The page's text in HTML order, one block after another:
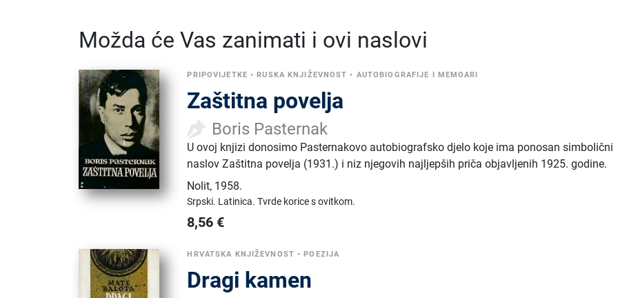
Možda će Vas zanimati i ovi naslovi
PRIPOVIJETKE •RUSKA KNJIŽEVNOST • AUTOBIOGRAFIJE I MEMOARI
Zaštitna povelja
Boris Pasternak
U ovoj knjizi donosimo Pasternakovo autobiografsko djelo koje ima ponosan simbolični
naslov Zaštitna povelja (1931.) i niz njegovih najljepših priča objavljenih 1925. godine.
Nolit, 1958.
Srpski. Latinica.Tvrde korice s ovitkom.
8,56 €
HRVATSKA KNJIŽEVNOST •POEZIJA
Dragi kamen